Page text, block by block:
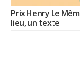
Prix Henry Le
lieu, un texte